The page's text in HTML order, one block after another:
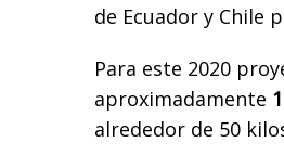
de Ecuador y Chile
Para este 2020
aproximadamente
alrededor de 50